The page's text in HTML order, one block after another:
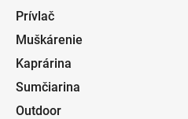
Prívlač
Muškárenie
Kaprárina
Sumčiarina
Outdoor